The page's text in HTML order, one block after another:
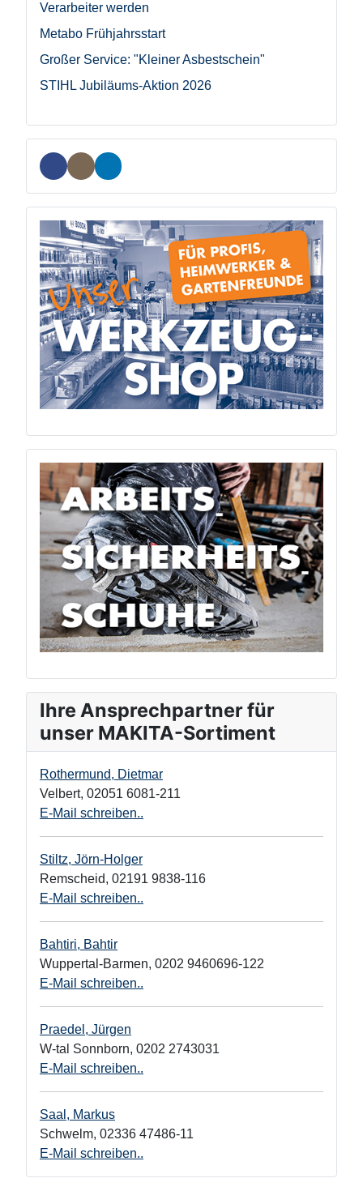
Verarbeiter werden
Metabo Frühjahrsstart
Großer Service: "Kleiner Asbestschein"
STIHL Jubiläums-Aktion 2026
Ihre Ansprechpartner für
unser MAKITA-Sortiment
Rothermund, Dietmar
Velbert, 02051 6081-211
E-Mail schreiben..
Stiltz, Jörn-Holger
Remscheid, 02191 9838-116
E-Mail schreiben..
Bahtiri, Bahtir
Wuppertal-Barmen, 0202 9460696-122
E-Mail schreiben..
Praedel, Jürgen
W-tal Sonnborn, 0202 2743031
E-Mail schreiben..
Saal, Markus
Schwelm, 02336 47486-11
E-Mail schreiben..